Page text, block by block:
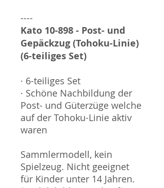
----
Kato 10-898 - Post- und
Gepäckzug (Tohoku-Linie)
(6-teiliges Set)
· 6-teiliges Set
· Schöne Nachbildung der
Post- und Güterzüge welche
auf der Tohoku-Linie aktiv
waren
Sammlermodell, kein
Spielzeug. Nicht geeignet
für Kinder unter 14 Jahren.